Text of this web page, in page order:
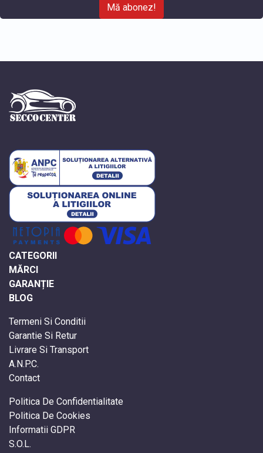
Mă abonez!
CATEGORII
MĂRCI
GARANȚIE
BLOG
Termeni Si Conditii
Garantie Si Retur
Livrare Si Transport
A.N.P.C.
Contact
Politica De Confidentialitate
Politica De Cookies
Informatii GDPR
S.O.L.